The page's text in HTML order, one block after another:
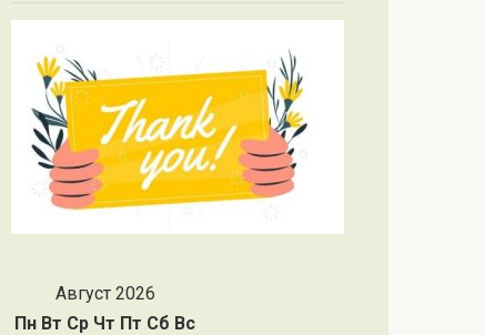
Август 2026
Пн Вт Ср Чт Пт Сб Вс